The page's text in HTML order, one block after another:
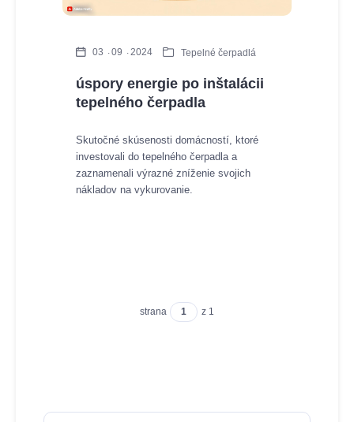
úspory energie po inštalácii
tepelného čerpadla
03 09 2024 Tepelné čerpadlá
Skutočné skúsenosti domácností, ktoré
investovali do tepelného čerpadla a
zaznamenali výrazné zníženie svojich
nákladov na vykurovanie.
strana z 1